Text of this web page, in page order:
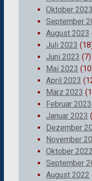
Oktober 2023
September
August 2023
Juli 2023
Juni 2023 (7)
Mai 2023
April 2023
März 2023
Februar 2023
Januar 2023
Dezember
November
Oktober 2022
September
August 2022